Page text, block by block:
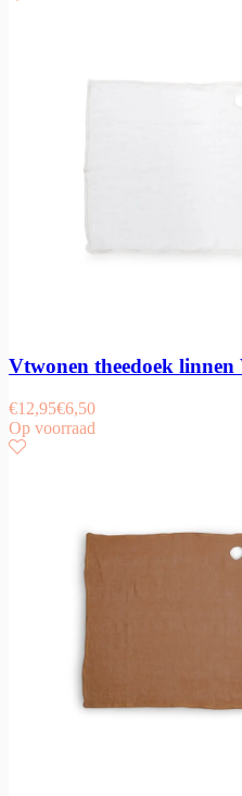
Vtwonen theedoek linnen
€12,95€6,50
Op voorraad